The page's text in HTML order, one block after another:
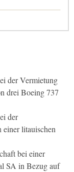
der Vermietung
drei Boeing 737
der
litauischen
bei einer
SA in Bezug auf